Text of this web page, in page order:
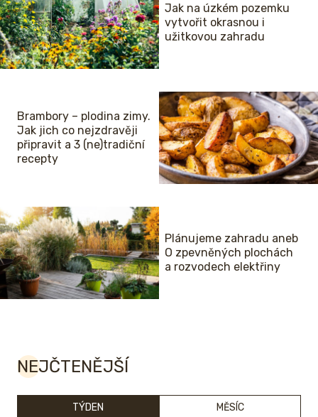
Jak na úzkém pozemku
vytvořit okrasnou i
užitkovou zahradu
Brambory – plodina zimy.
Jak jich co nejzdravěji
připravit a 3 (ne)tradiční
recepty
Plánujeme zahradu aneb
O zpevněných plochách
a rozvodech elektřiny
NEJČTENĚJŠÍ
TÝDEN MĚSÍC